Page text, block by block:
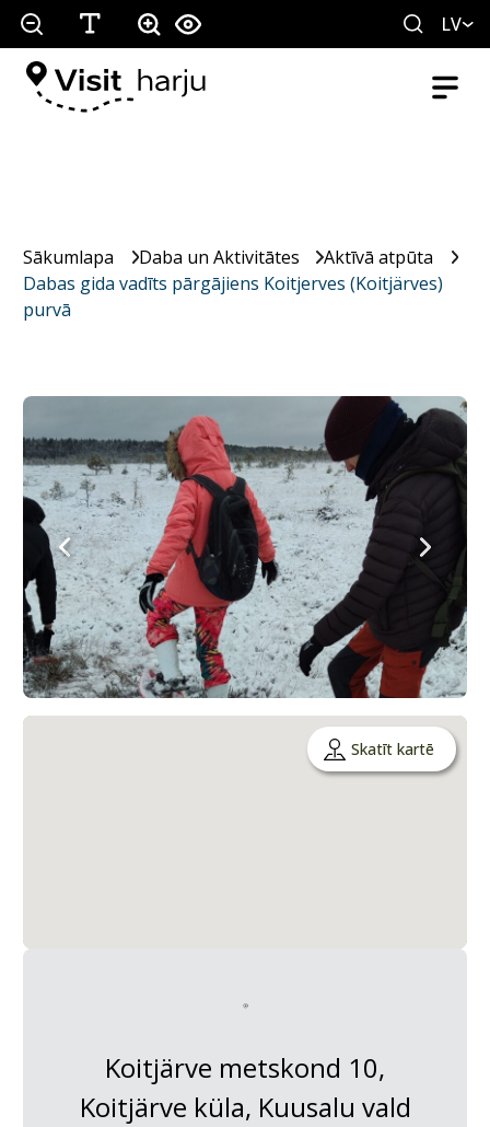
LV
Sākumlapa Daba un Aktivitātes
Aktīvā atpūta
Dabas gida vadīts pārgājiens Koitjerves (Koitjärves)
purvā
Skatīt kartē
Koitjärve metskond 10,
Koitjärve küla, Kuusalu vald